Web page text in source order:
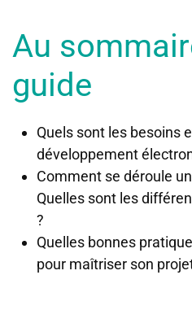
Au
guide
Quels sont les besoins
développement
Comment se déroule
Quelles sont les
?
Quelles bonnes
pour maîtriser son